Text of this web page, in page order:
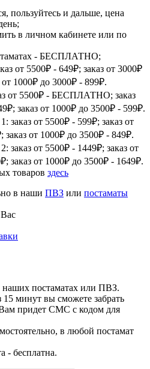
пользуйтесь и дальше, цена
в личном кабинете или по
- БЕСПЛАТНО;
от 5500₽ - 649₽; заказ от 3000₽
1000₽ до 3000₽ - 899₽.
от 5500₽ - БЕСПЛАТНО; заказ
заказ от 1000₽ до 3500₽ - 599₽.
заказ от 5500₽ - 599₽; заказ от
от 1000₽ до 3500₽ - 849₽.
заказ от 5500₽ - 1449₽; заказ от
заказ от 1000₽ до 3500₽ - 1649₽.
товаров здесь
в наши ПВЗ или постаматы
наших постаматах или ПВЗ.
минут вы сможете забрать
придет СМС с кодом для
в любой постамат
- бесплатна.